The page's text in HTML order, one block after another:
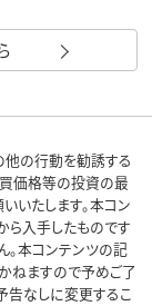
他の行動を勧誘する
買価格等の投資の最
いたします。本コン
ら入手したものです
本コンテンツの記
ねますので予めご了
告なしに変更するこ